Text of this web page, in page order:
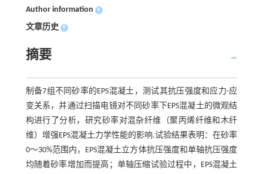
Author information +
文章历史 +
摘要
制备7组不同砂率的EPS混凝土，测试其抗压强度和应力-应
变关系，并通过扫描电镜对不同砂率下EPS混凝土的微观结
构进行了分析，研究砂率对混杂纤维（聚丙烯纤维和木纤
维）增强EPS混凝土力学性能的影响.试验结果表明：在砂率
0～30%范围内，EPS混凝土立方体抗压强度和单轴抗压强度
均随着砂率增加而提高；单轴压缩试验过程中，EPS混凝土